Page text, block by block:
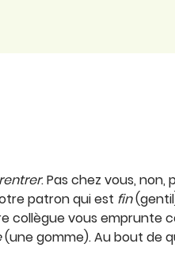
rentrer. Pas chez vous, non,
patron qui est fin
collègue vous emprunte
(une gomme). Au bout de